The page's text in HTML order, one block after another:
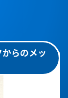
らのメッ